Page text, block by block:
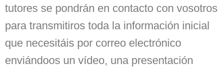
tutores se pondrán en contacto con vosotros
para transmitiros toda la información inicial
que necesitáis por correo electrónico
enviándoos un vídeo, una presentación